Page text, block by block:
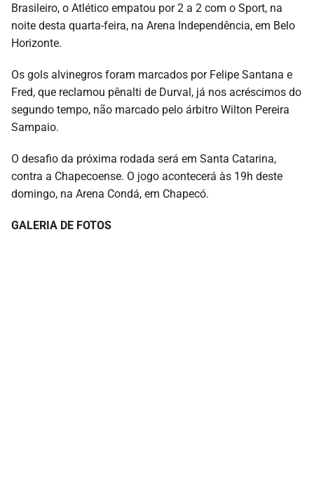
Brasileiro, o Atlético empatou por 2 a 2 com o Sport, na
noite desta quarta-feira, na Arena Independência, em Belo
Horizonte.
Os gols alvinegros foram marcados por Felipe Santana e
Fred, que reclamou pênalti de Durval, já nos acréscimos do
segundo tempo, não marcado pelo árbitro Wilton Pereira
Sampaio.
O desafio da próxima rodada será em Santa Catarina,
contra a Chapecoense. O jogo acontecerá às 19h deste
domingo, na Arena Condá, em Chapecó.
GALERIA DE FOTOS